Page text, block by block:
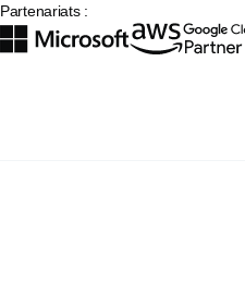
Partenariats :